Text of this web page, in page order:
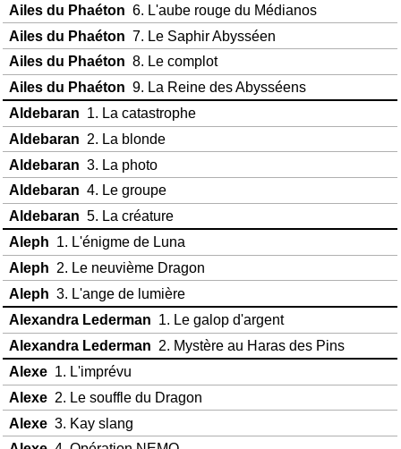
Ailes du Phaéton 6. L'aube rouge du Médianos
Ailes du Phaéton 7. Le Saphir Abysséen
Ailes du Phaéton 8. Le complot
Ailes du Phaéton 9. La Reine des Abysséens
Aldebaran 1. La catastrophe
Aldebaran 2. La blonde
Aldebaran 3. La photo
Aldebaran 4. Le groupe
Aldebaran 5. La créature
Aleph 1. L'énigme de Luna
Aleph 2. Le neuvième Dragon
Aleph 3. L'ange de lumière
Alexandra Lederman 1. Le galop d'argent
Alexandra Lederman 2. Mystère au Haras des Pins
Alexe1. L'imprévu
Alexe2. Le souffle du Dragon
Alexe3. Kay slang